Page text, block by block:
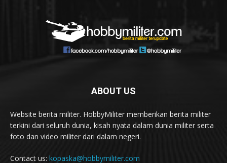
ABOUT US
Website berita militer. HobbyMiliter memberikan berita militer
terkini dari seluruh dunia, kisah nyata dalam dunia militer serta
foto dan video militer dari dalam negeri.
Contact us: kopaska@hobbymiliter.com